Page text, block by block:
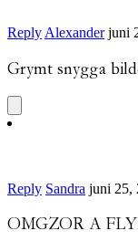
Reply Alexander juni
Grymt snygga
Reply Sandra juni 25,
OMGZOR A